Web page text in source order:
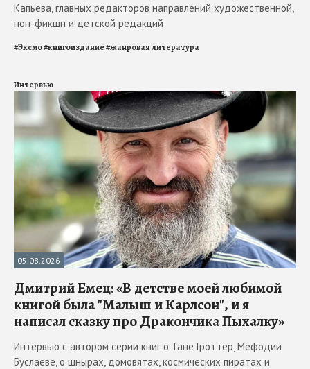
Капьева, главных редакторов направлений художественной,
нон-фикшн и детской редакций
#Эксмо#книгоиздание#жанровая литература
Интервью
05.08.2026
Дмитрий Емец: «В детстве моей любимой
книгой была "Малыш и Карлсон", и я
написал сказку про Дракончика Пыхалку»
Интервью с автором серии книг о Тане Гроттер, Мефодии
Буслаеве, о шнырах, домовятах, космических пиратах и